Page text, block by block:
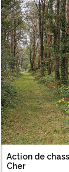
Action de
Cher